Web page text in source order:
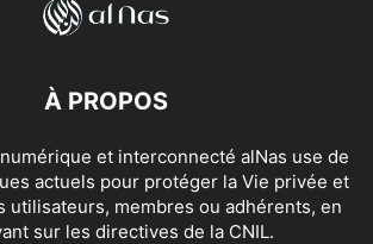
À PROPOS
et interconnecté alNas use de
actuels pour protéger la Vie privée et
utilisateurs, membres ou adhérents, en
sur les directives de la CNIL.